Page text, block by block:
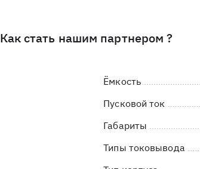
Как стать нашим партнером ?
Ёмкость
Пусковой ток
Габариты
Типы токовывода